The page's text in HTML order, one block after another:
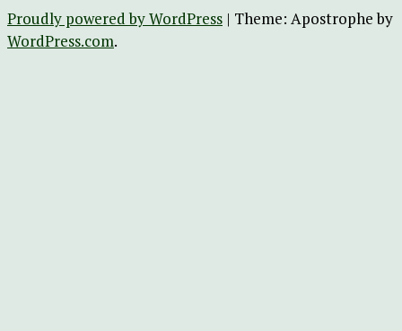
Proudly powered by WordPress | Theme: Apostrophe by
WordPress.com.